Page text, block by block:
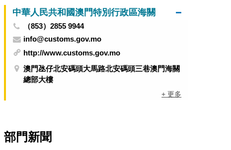
中華人民共和國澳門特別行政區海關
（853）2855 9944
info@customs.gov.mo
http://www.customs.gov.mo
澳門氹仔北安碼頭大馬路北安碼頭三巷澳門海關
總部大樓
+ 更多
部門新聞